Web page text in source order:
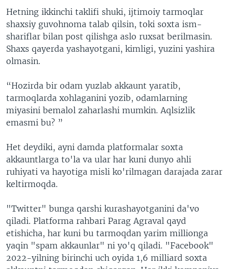
Hetning ikkinchi taklifi shuki, ijtimoiy tarmoqlar
shaxsiy guvohnoma talab qilsin, toki soxta ism-
shariflar bilan post qilishga aslo ruxsat berilmasin.
Shaxs qayerda yashayotgani, kimligi, yuzini yashira
olmasin.
“Hozirda bir odam yuzlab akkaunt yaratib,
tarmoqlarda xohlaganini yozib, odamlarning
miyasini bemalol zaharlashi mumkin. Aqlsizlik
emasmi bu? ”
Het deydiki, ayni damda platformalar soxta
akkauntlarga to'la va ular har kuni dunyo ahli
ruhiyati va hayotiga misli ko'rilmagan darajada zarar
keltirmoqda.
"Twitter" bunga qarshi kurashayotganini da'vo
qiladi. Platforma rahbari Parag Agraval qayd
etishicha, har kuni bu tarmoqdan yarim millionga
yaqin "spam akkaunlar" ni yo'q qiladi. "Facebook"
2022-yilning birinchi uch oyida 1,6 milliard soxta